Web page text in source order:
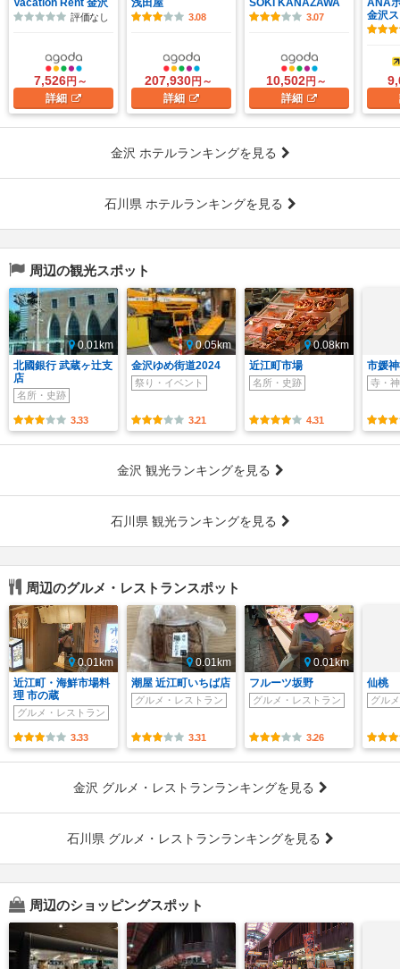
Vacation Rent 金沢
評価なし
7,526円～
詳細
浅田屋
3.08
207,930円～
詳細
SOKI KANAZAWA
3.07
10,502円～
詳細
ANA
金沢
金沢 ホテルランキングを見る
石川県 ホテルランキングを見る
周辺の観光スポット
0.01km
北國銀行 武蔵ヶ辻支
店
名所・史跡
3.33
0.05km
金沢ゆめ街道2024
祭り・イベント
3.21
0.08km
近江町市場
名所・史跡
4.31
市媛
寺・
金沢 観光ランキングを見る
石川県 観光ランキングを見る
周辺のグルメ・レストランスポット
0.01km
近江町・海鮮市場料
理 市の蔵
グルメ・レストラン
3.33
0.01km
潮屋 近江町いちば店
グルメ・レストラン
3.31
0.01km
フルーツ坂野
グルメ・レストラン
3.26
仙桃
グル
金沢 グルメ・レストランランキングを見る
石川県 グルメ・レストランランキングを見る
周辺のショッピングスポット